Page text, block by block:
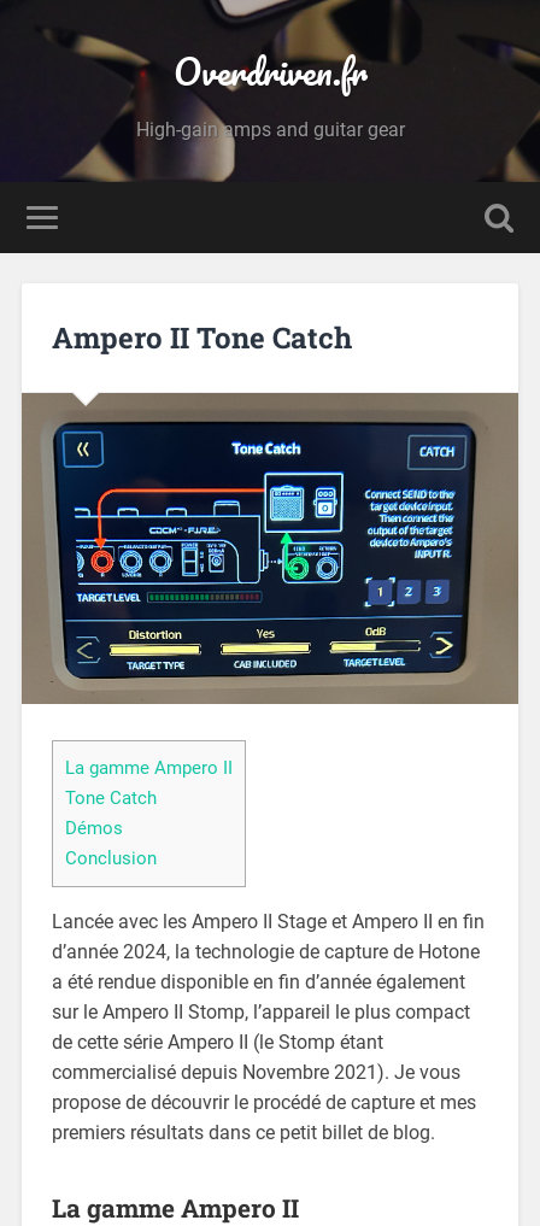
Overdriven.fr
High-gain amps and guitar gear
Ampero II Tone Catch
La gamme Ampero II
Tone Catch
Démos
Conclusion
Lancée avec les Ampero II Stage et Ampero II en fin
d’année 2024, la technologie de capture de Hotone
a été rendue disponible en fin d’année également
sur le Ampero II Stomp, l’appareil le plus compact
de cette série Ampero II (le Stomp étant
commercialisé depuis Novembre 2021). Je vous
propose de découvrir le procédé de capture et mes
premiers résultats dans ce petit billet de blog.
La gamme Ampero II